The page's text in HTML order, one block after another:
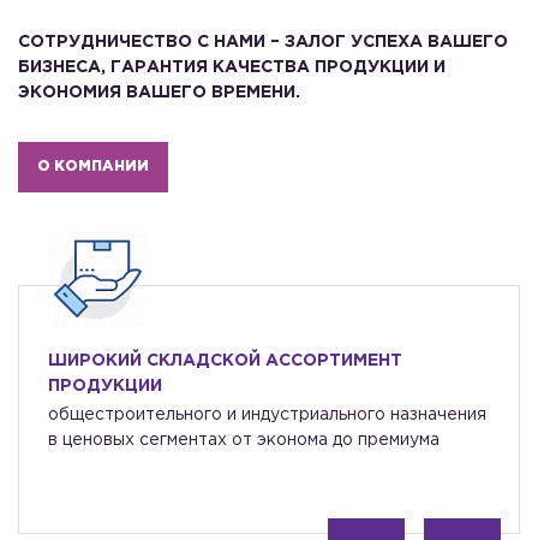
СОТРУДНИЧЕСТВО С НАМИ – ЗАЛОГ УСПЕХА ВАШЕГО
БИЗНЕСА, ГАРАНТИЯ КАЧЕСТВА ПРОДУКЦИИ И
ЭКОНОМИЯ ВАШЕГО ВРЕМЕНИ.
О КОМПАНИИ
ШИРОКИЙ СКЛАДСКОЙ АССОРТИМЕНТ
ПРОДУКЦИИ
общестроительного и индустриального назначения
в ценовых сегментах от эконома до премиума